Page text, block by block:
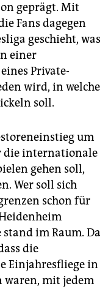
geprägt. Mit
Fans dagegen
geschieht, was
einer
Private-
wird, in welche
soll.
um
die internationale
gehen soll,
Wer soll sich
schon für
stand im Raum. Da
die
Einjahresfliege in
waren, mit jedem